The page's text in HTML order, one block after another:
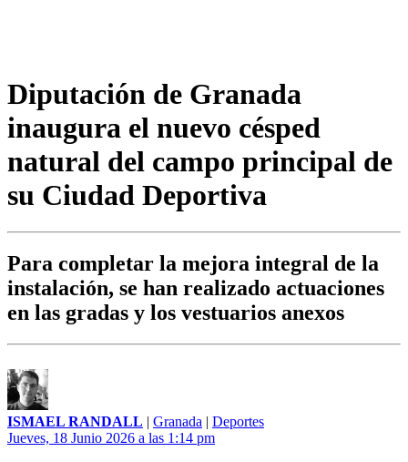
Diputación de Granada
inaugura el nuevo césped
natural del campo principal de
su Ciudad Deportiva
Para completar la mejora integral de la
instalación, se han realizado actuaciones
en las gradas y los vestuarios anexos
ISMAEL RANDALL | Granada | Deportes
Jueves, 18 Junio 2026 a las 1:14 pm